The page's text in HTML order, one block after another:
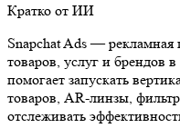
Кратко от ИИ
Snapchat Ads —
товаров, услуг и брендов
помогает запускать
товаров, AR-линзы,
отслеживать